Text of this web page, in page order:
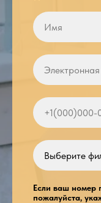
Если ваш номер
пожалуйста,